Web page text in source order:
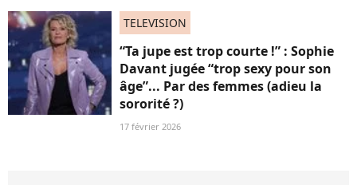
TELEVISION
“Ta jupe est trop courte !” : Sophie
Davant jugée “trop sexy pour son
âge”... Par des femmes (adieu la
sororité ?)
17 février 2026